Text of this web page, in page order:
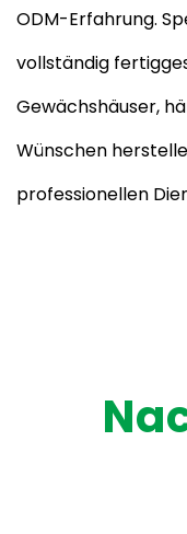
ODM-Erfahrung.
vollständig
Gewächshäuser,
Wünschen
professionellen